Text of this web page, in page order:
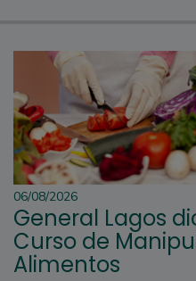
06/08/2026
General Lagos
Curso de
Alimentos